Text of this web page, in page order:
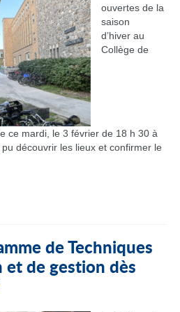
ouvertes de la
saison
d’hiver au
Collège de
ce mardi, le 3 février de 18 h 30 à
découvrir les lieux et confirmer le
de Techniques
et de gestion dès